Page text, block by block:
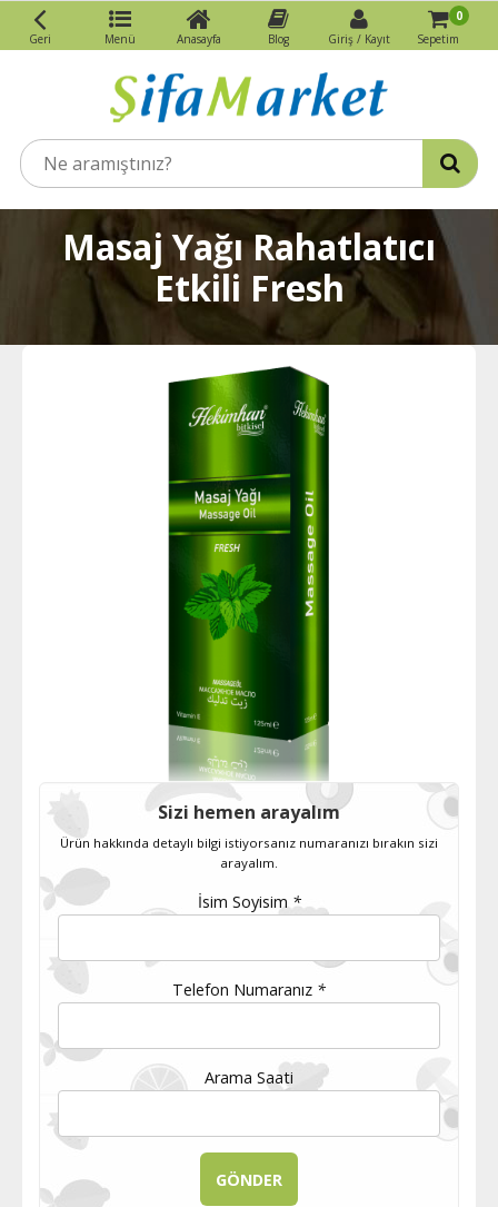
Masaj Yağı Rahatlatıcı
Etkili Fresh
Sizi hemen arayalım
Ürün hakkında detaylı bilgi istiyorsanız numaranızı bırakın sizi
arayalım.
İsim Soyisim *
Telefon Numaranız *
Arama Saati
Geri Menü Anasayfa Blog Giriş / Kayıt Sepetim
0